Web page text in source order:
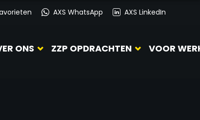
AXS WhatsApp AXS LinkedIn
ONS ZZP OPDRACHTEN VOOR